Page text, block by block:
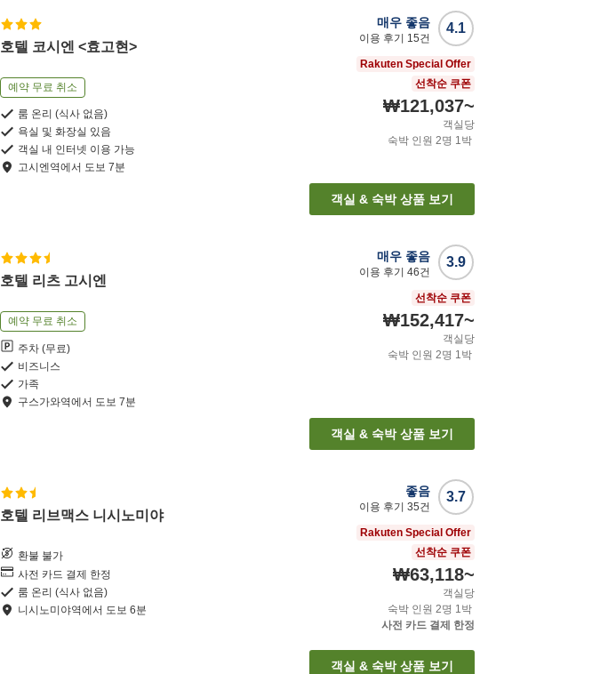
호텔 코시엔 <효고현>
예약 무료 취소
룸 온리 (식사 없음)
욕실 및 화장실 있음
객실 내 인터넷 이용 가능
고시엔역에서 도보 7분
4.1
매우 좋음
이용 후기 15건
Rakuten Special Offer
선착순 쿠폰
₩121,037~
객실당
숙박 인원 2명 1박
객실 & 숙박 상품 보기
호텔 리츠 고시엔
예약 무료 취소
주차 (무료)
비즈니스
가족
구스가와역에서 도보 7분
3.9
매우 좋음
이용 후기 46건
선착순 쿠폰
₩152,417~
객실당
숙박 인원 2명 1박
객실 & 숙박 상품 보기
호텔 리브맥스 니시노미야
환불 불가
사전 카드 결제 한정
룸 온리 (식사 없음)
니시노미야역에서 도보 6분
3.7
좋음
이용 후기 35건
Rakuten Special Offer
선착순 쿠폰
₩63,118~
객실당
숙박 인원 2명 1박
사전 카드 결제 한정
객실 & 숙박 상품 보기